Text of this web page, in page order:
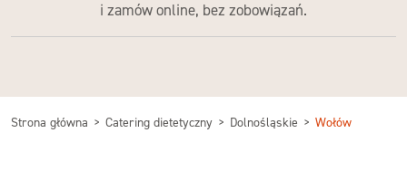
i zamów online, bez zobowiązań.
Strona główna Catering dietetyczny Dolnośląskie Wołów